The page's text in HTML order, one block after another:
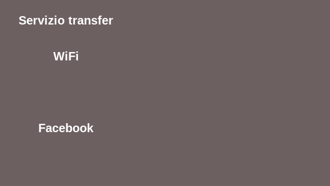
Servizio transfer
WiFi
Facebook